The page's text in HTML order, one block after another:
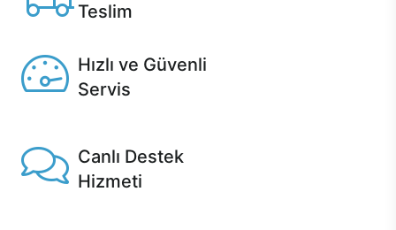
Teslim
Hızlı ve Güvenli
Servis
Canlı Destek
Hizmeti